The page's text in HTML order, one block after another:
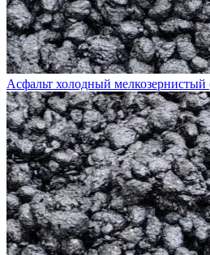
Асфальт холодный